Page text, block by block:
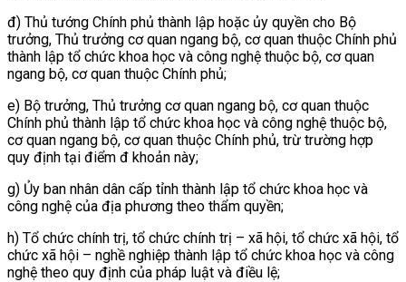
đ) Thủ tướng Chính phủ thành lập hoặc ủy quyền cho Bộ
trưởng, Thủ trưởng cơ quan ngang bộ, cơ quan thuộc Chính phủ
thành lập tổ chức khoa học và công nghệ thuộc bộ, cơ quan
ngang bộ, cơ quan thuộc Chính phủ;
e) Bộ trưởng, Thủ trưởng cơ quan ngang bộ, cơ quan thuộc
Chính phủ thành lập tổ chức khoa học và công nghệ thuộc bộ,
cơ quan ngang bộ, cơ quan thuộc Chính phủ, trừ trường hợp
quy định tại điểm đ khoản này;
g) Ủy ban nhân dân cấp tỉnh thành lập tổ chức khoa học và
công nghệ của địa phương theo thẩm quyền;
h) Tổ chức chính trị, tổ chức chính trị – xã hội, tổ chức xã hội, tổ
chức xã hội – nghề nghiệp thành lập tổ chức khoa học và công
nghệ theo quy định của pháp luật và điều lệ;